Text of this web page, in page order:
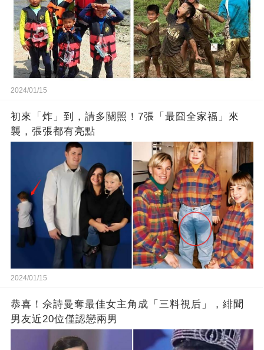
2024/01/15
初來「炸」到，請多關照！7張「最囧全家福」來
襲，張張都有亮點
2024/01/15
恭喜！佘詩曼奪最佳女主角成「三料視后」，緋聞
男友近20位僅認戀兩男